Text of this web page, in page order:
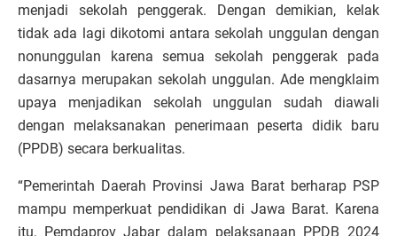
menjadi sekolah penggerak. Dengan demikian, kelak
tidak ada lagi dikotomi antara sekolah unggulan dengan
nonunggulan karena semua sekolah penggerak pada
dasarnya merupakan sekolah unggulan. Ade mengklaim
upaya menjadikan sekolah unggulan sudah diawali
dengan melaksanakan penerimaan peserta didik baru
(PPDB) secara berkualitas.
“Pemerintah Daerah Provinsi Jawa Barat berharap PSP
mampu memperkuat pendidikan di Jawa Barat. Karena
itu, Pemdaprov Jabar dalam pelaksanaan PPDB 2024